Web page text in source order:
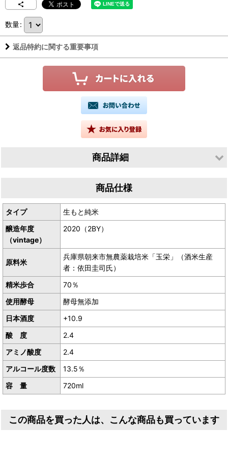
数量:
返品特約に関する重要事項
商品詳細
商品仕様
タイプ
生もと純米
醸造年度
（vintage）
2020（2BY）
原料米
兵庫県朝来市無農薬栽培米「玉栄」（酒米生産
者：依田圭司氏）
精米歩合
70％
使用酵母
酵母無添加
日本酒度
+10.9
酸 度
2.4
アミノ酸度
2.4
アルコール度数
13.5％
容 量
720ml
この商品を買った人は、こんな商品も買っています